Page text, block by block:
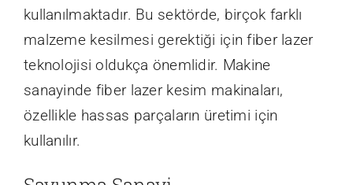
kullanılmaktadır. Bu sektörde, birçok farklı
malzeme kesilmesi gerektiği için fiber lazer
teknolojisi oldukça önemlidir. Makine
sanayinde fiber lazer kesim makinaları,
özellikle hassas parçaların üretimi için
kullanılır.